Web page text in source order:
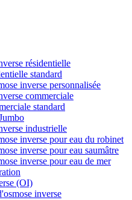
résidentielle
standard
inverse personnalisée
commerciale
standard
industrielle
inverse pour eau du robinet
inverse pour eau saumâtre
inverse pour eau de mer
(OI)
inverse